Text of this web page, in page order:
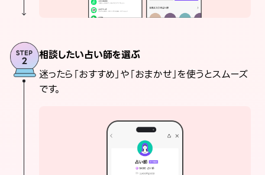
相談したい占い師を選ぶ
迷ったら「おすすめ」や「おまかせ」を使うとスムーズ
です。